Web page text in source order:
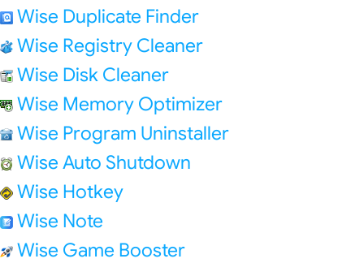
Wise Duplicate Finder
Wise Registry Cleaner
Wise Disk Cleaner
Wise Memory Optimizer
Wise Program Uninstaller
Wise Auto Shutdown
Wise Hotkey
Wise Note
Wise Game Booster